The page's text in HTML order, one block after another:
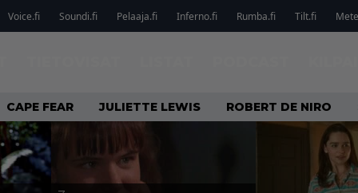
Voice.fi Soundi.fi Pelaaja.fi Inferno.fi Rumba.fi Tilt.fi
CAPE FEAR JULIETTE LEWIS ROBERT DE NIRO